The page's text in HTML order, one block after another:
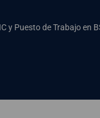
y Puesto de Trabajo en